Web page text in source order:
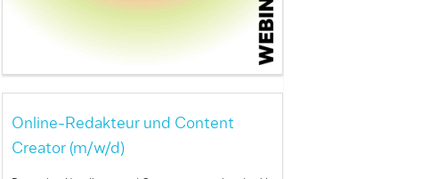
Online-Redakteur und Content
Creator (m/w/d)